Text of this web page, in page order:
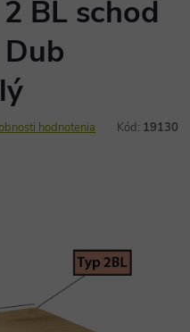
BL schod
hodnotenia Kód: 19130